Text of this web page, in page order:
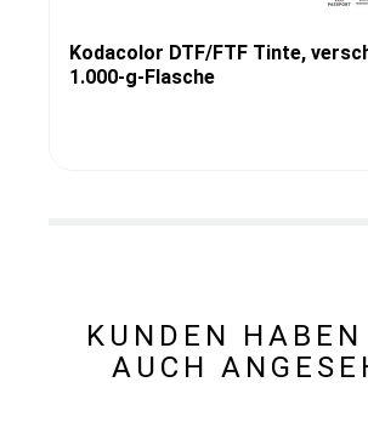
Kodacolor DTF/FTF Tinte,
1.000-g-Flasche
KUNDEN
AUCH